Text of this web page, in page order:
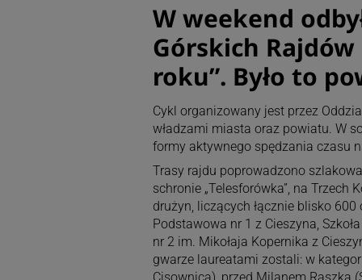
W weekend
Górskich Rajdów
roku”. Było to
Cykl organizowany jest przez
władzami miasta oraz powiatu. W
formy aktywnego spędzania czasu
Trasy rajdu poprowadzono
schronie „Telesforówka”, na Trzech
drużyn, liczących łącznie blisko
Podstawowa nr 1 z Cieszyna,
nr 2 im. Mikołaja Kopernika z
gwarze laureatami zostali: w